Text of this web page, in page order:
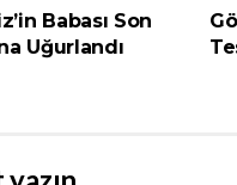
Babası Son
Uğurlandı